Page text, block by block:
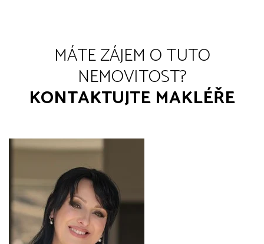
MÁTE ZÁJEM O TUTO
NEMOVITOST?
KONTAKTUJTE MAKLÉŘE